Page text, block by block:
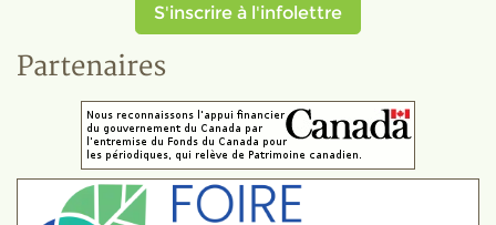
S'inscrire à l'infolettre
Partenaires